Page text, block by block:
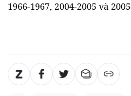
1966-1967, 2004-2005 và